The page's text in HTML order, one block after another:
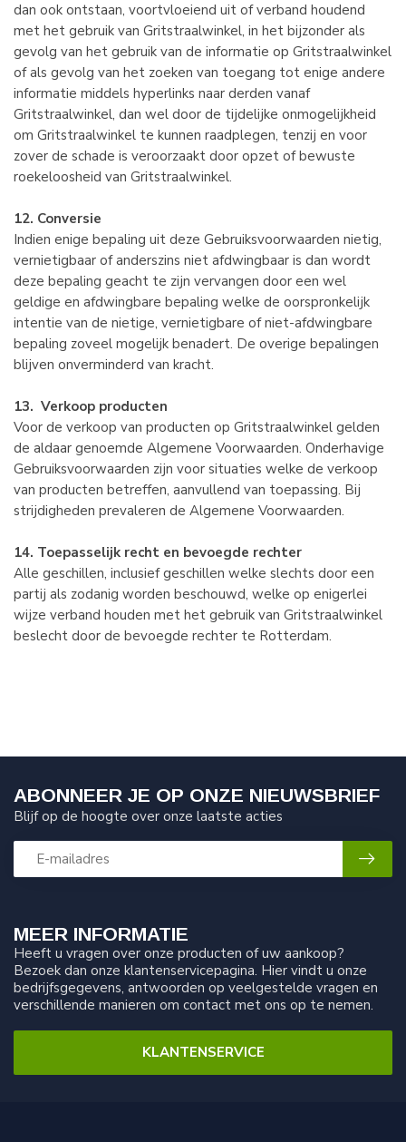
dan ook ontstaan, voortvloeiend uit of verband houdend
met het gebruik van Gritstraalwinkel, in het bijzonder als
gevolg van het gebruik van de informatie op Gritstraalwinkel
of als gevolg van het zoeken van toegang tot enige andere
informatie middels hyperlinks naar derden vanaf
Gritstraalwinkel, dan wel door de tijdelijke onmogelijkheid
om Gritstraalwinkel te kunnen raadplegen, tenzij en voor
zover de schade is veroorzaakt door opzet of bewuste
roekeloosheid van Gritstraalwinkel.
12. Conversie
Indien enige bepaling uit deze Gebruiksvoorwaarden nietig,
vernietigbaar of anderszins niet afdwingbaar is dan wordt
deze bepaling geacht te zijn vervangen door een wel
geldige en afdwingbare bepaling welke de oorspronkelijk
intentie van de nietige, vernietigbare of niet-afdwingbare
bepaling zoveel mogelijk benadert. De overige bepalingen
blijven onverminderd van kracht.
13. Verkoop producten
Voor de verkoop van producten op Gritstraalwinkel gelden
de aldaar genoemde Algemene Voorwaarden. Onderhavige
Gebruiksvoorwaarden zijn voor situaties welke de verkoop
van producten betreffen, aanvullend van toepassing. Bij
strijdigheden prevaleren de Algemene Voorwaarden.
14. Toepasselijk recht en bevoegde rechter
Alle geschillen, inclusief geschillen welke slechts door een
partij als zodanig worden beschouwd, welke op enigerlei
wijze verband houden met het gebruik van Gritstraalwinkel
beslecht door de bevoegde rechter te Rotterdam.
MEER INFORMATIE
Heeft u vragen over onze producten of uw aankoop?
Bezoek dan onze klantenservicepagina. Hier vindt u onze
bedrijfsgegevens, antwoorden op veelgestelde vragen en
verschillende manieren om contact met ons op te nemen.
KLANTENSERVICE
ABONNEER JE OP ONZE NIEUWSBRIEF
Blijf op de hoogte over onze laatste acties